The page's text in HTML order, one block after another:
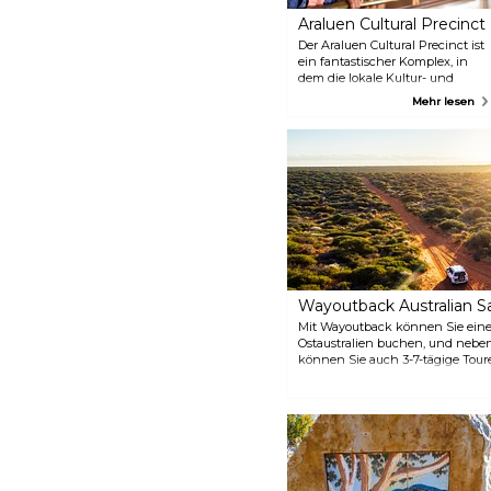
Araluen Cultural Precinct
Der Araluen Cultural Precinct ist
ein fantastischer Komplex, in
dem die lokale Kultur- und
Naturgeschichte ausgestellt
Gallery, das Luftfahrtmuseum,
Museum of Central Australia. Es
gibt auch heilige Stätten und
Bäume, die für die Aborigines
von Bedeutung sind. Sie
werden auf jeden Fall viel über
die australische Kultur und ihre
Bedeutung lernen.
Mehr lesen
Wayoutback Australian
Mit Wayoutback können Sie
Ostaustralien buchen, und
können Sie auch 3-7-tägige
verschiedenen Aktivitäten von
dieses interessante Land von